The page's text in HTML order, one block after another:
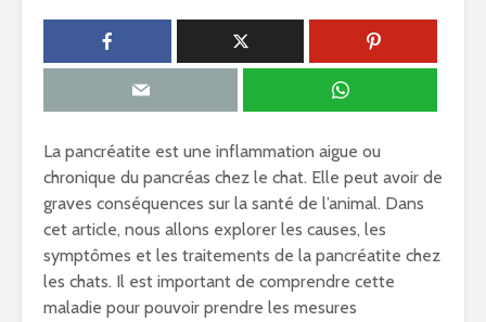
La pancréatite est une inflammation aigue ou
chronique du pancréas chez le chat. Elle peut avoir de
graves conséquences sur la santé de l’animal. Dans
cet article, nous allons explorer les causes, les
symptômes et les traitements de la pancréatite chez
les chats. Il est important de comprendre cette
maladie pour pouvoir prendre les mesures